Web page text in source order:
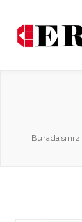
Buradasınız: